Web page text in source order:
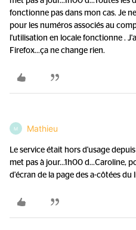
fonctionne pas dans mon cas. Je
pour les numéros associés au
l'utilisation en locale fonctionne .
Firefox...ça ne change rien.
M Mathieu
Le service était hors d'usage
met pas à jour...1h00 d...Caroline,
d'écran de la page des a-côtées du